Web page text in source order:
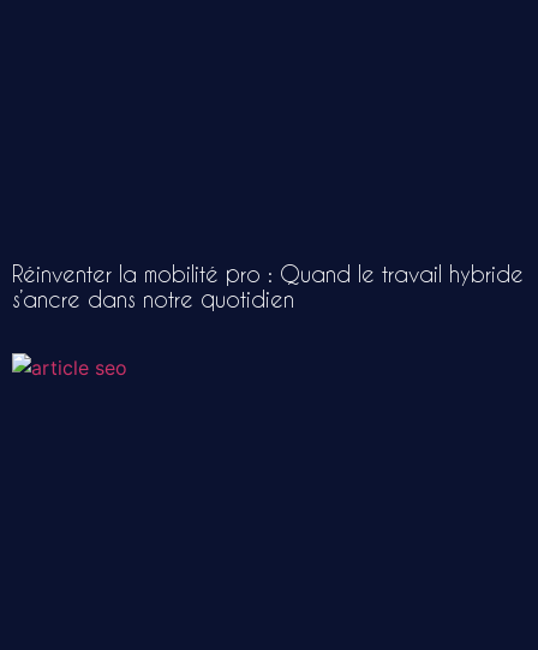
Réinventer la mobilité pro : Quand le travail hybride
s’ancre dans notre quotidien